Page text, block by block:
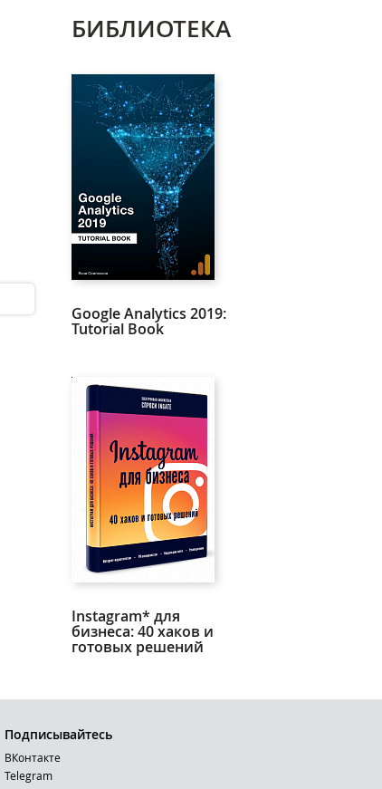
БИБЛИОТЕКА
Google Analytics 2019:
Tutorial Book
Instagram* для
бизнеса: 40 хаков и
готовых решений
Подписывайтесь
ВКонтакте
Telegram